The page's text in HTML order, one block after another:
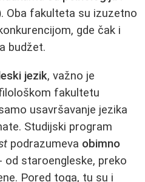
. Oba fakulteta su izuzetno
gde čak i
budžet.
jezik, važno je
fakultetu
usavršavanje jezika
Studijski program
podrazumeva obimno
- od staroengleske, preko
Pored toga, tu su i